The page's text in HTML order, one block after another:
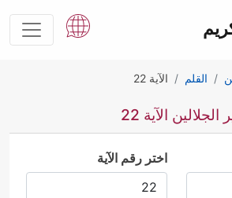
القلم الآية 22
الآية 22
اختر رقم الآية